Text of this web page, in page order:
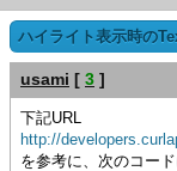
ハイライト表示時の
usami [ 3 ]
下記URL
http://
を参考に、次のコー